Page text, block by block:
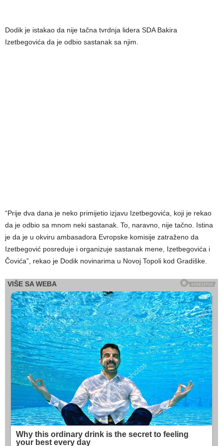
Dodik je istakao da nije tačna tvrdnja lidera SDA Bakira
Izetbegovića da je odbio sastanak sa njim.
“Prije dva dana je neko primijetio izjavu Izetbegovića, koji je rekao
da je odbio sa mnom neki sastanak. To, naravno, nije tačno. Istina
je da je u okviru ambasadora Evropske komisije zatraženo da
Izetbegović posreduje i organizuje sastanak mene, Izetbegovića i
Čovića”, rekao je Dodik novinarima u Novoj Topoli kod Gradiške.